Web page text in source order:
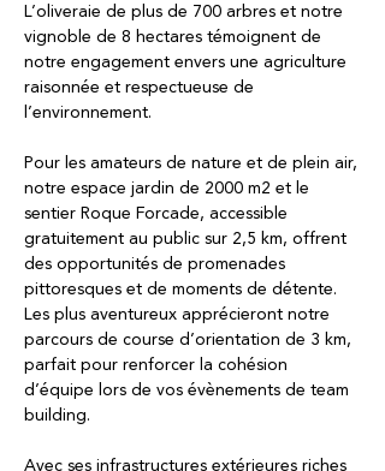
L’oliveraie de plus de 700 arbres et notre
vignoble de 8 hectares témoignent de
notre engagement envers une agriculture
raisonnée et respectueuse de
l’environnement.
Pour les amateurs de nature et de plein air,
notre espace jardin de 2000 m2 et le
sentier Roque Forcade, accessible
gratuitement au public sur 2,5 km, offrent
des opportunités de promenades
pittoresques et de moments de détente.
Les plus aventureux apprécieront notre
parcours de course d’orientation de 3 km,
parfait pour renforcer la cohésion
d’équipe lors de vos évènements de team
building.
Avec ses infrastructures extérieures riches